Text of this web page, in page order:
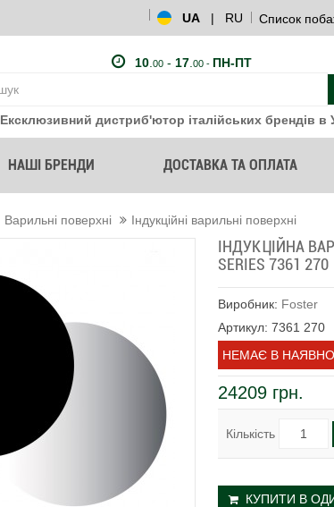
UA | RU Список
10. 00- 17. 00 - ПН-ПТ
Ексклюзивний дистриб'ютор італійських брендів в
НАШІ БРЕНДИ ДОСТАВКА ТА ОПЛАТА
Варильні поверхні Індукційні варильні поверхні
ІНДУКЦІЙНА
SERIES 7361 270
Виробник: Foster
Артикул: 7361 270
НЕМАЄ В
24209 грн.
Кількість
КУПИТИ В